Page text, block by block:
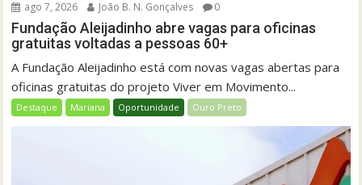
ago 7, 2026 João B. N. Gonçalves 0
Fundação Aleijadinho abre vagas para oficinas
gratuitas voltadas a pessoas 60+
A Fundação Aleijadinho está com novas vagas abertas para
oficinas gratuitas do projeto Viver em Movimento...
Destaque Mariana Oportunidade Ouro Preto